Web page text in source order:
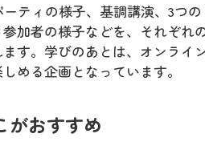
ーティの様子、基調講演、3つ
加者の様子などを、それぞれ
す。学びのあとは、オンライ
める企画となっています。
がおすすめ